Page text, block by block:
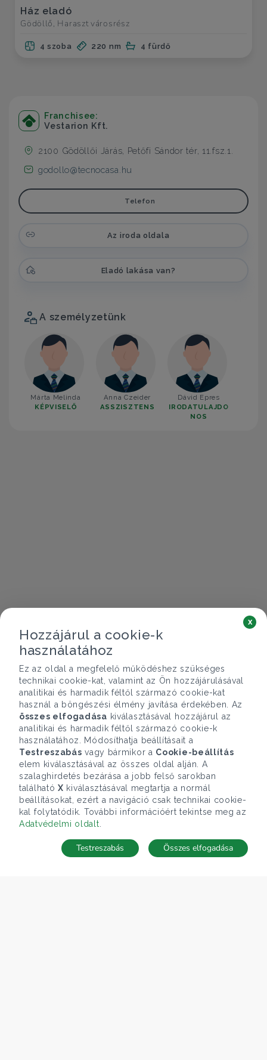
Ház eladó
Gödöllő, Haraszt városrész
4 szoba 220 nm 4 fürdő
Franchisee:
Vestarion Kft.
2100 Gödöllői Járás, Petőfi Sándor tér, 11.fsz.1.
godollo@tecnocasa.hu
Telefon
Az iroda oldala
Eladó lakása van?
A személyzetünk
Márta Melinda
KÉPVISELŐ
Anna Czeider
ASSZISZTENS
Dávid Epres
IRODATULAJDO
NOS
Telefonhívás Kapcsolat
Hozzájárul a cookie-k
használatához
Ez az oldal a megfelelő működéshez szükséges
technikai cookie-kat, valamint az Ön hozzájárulásával
analitikai és harmadik féltől származó cookie-kat
használ a böngészési élmény javítása érdekében. Az
összes elfogadása kiválasztásával hozzájárul az
analitikai és harmadik féltől származó cookie-k
használatához. Módosíthatja beállításait a
Testreszabás vagy bármikor a Cookie-beállítás
elem kiválasztásával az összes oldal alján. A
szalaghirdetés bezárása a jobb felső sarokban
található X kiválasztásával megtartja a normál
beállításokat, ezért a navigáció csak technikai cookie-
kal folytatódik. További információért tekintse meg az
Adatvédelmi oldalt
x
Összes elfogadása
Testreszabás